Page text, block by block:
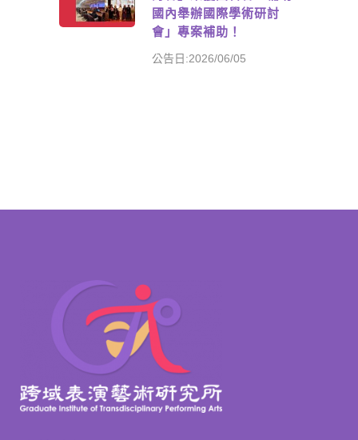
國內舉辦國際學術研討
會」專案補助！
公告日:2026/06/05